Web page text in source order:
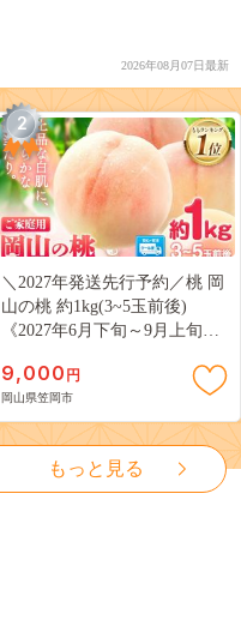
2026年08月07日最新
2
＼2027年発送先行予約／桃 岡
山の桃 約1kg(3~5玉前後)
《2027年6月下旬～9月上旬頃
岡山 はくとう スイーツ フル
ーツ 果物 デザート 旬 モモ も
も 先行予約 送料無料 果物 岡
山県 笠岡市 清水白桃 白鳳 白
麗 クール便---
kasaoka_zsy_419_100---
9,000 円
岡山県笠岡市
もっと見る